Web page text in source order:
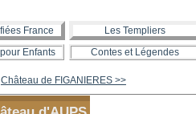
France Les Templiers
Enfants Contes et Légendes
Château de FIGANIERES >>